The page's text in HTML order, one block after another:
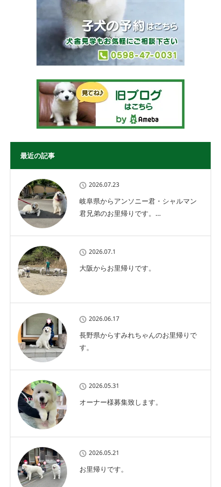
最近の記事
2026.07.23
岐阜県からアンソニー君・シャルマン
君兄弟のお里帰りです。…
2026.07.1
大阪からお里帰りです。
2026.06.17
長野県からすみれちゃんのお里帰りで
す。
2026.05.31
オーナー様募集致します。
2026.05.21
お里帰りです。